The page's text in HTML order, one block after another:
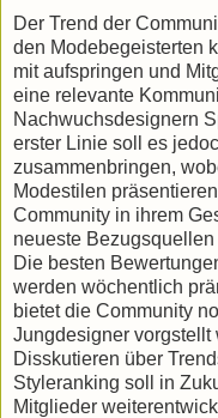
Der Trend der
den Modebegeisterten
mit aufspringen und
eine relevante
Nachwuchsdesignern
erster Linie soll es
zusammenbringen,
Modestilen
Community in ihrem
neueste
Die besten
werden wöchentlich
bietet die Community
Jungdesigner vorgstellt
Disskutieren über
Styleranking soll in
Mitglieder